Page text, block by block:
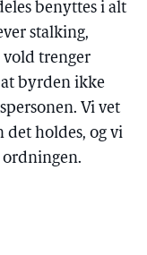
benyttes i alt
stalking,
vold trenger
byrden ikke
Vi vet
det holdes, og vi
ordningen.